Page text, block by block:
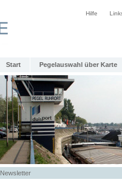
Hilfe
Start Pegelauswahl über Karte
Newsletter